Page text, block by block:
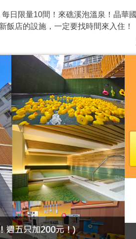
日限量10間！來礁溪泡溫泉！晶華
飯店的設施，一定要找時間來入住！